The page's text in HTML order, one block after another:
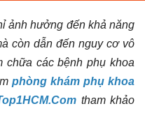
ảnh hưởng đến khả năng
còn dẫn đến nguy cơ vô
chữa các bệnh phụ khoa
phòng khám phụ khoa
tham khảo